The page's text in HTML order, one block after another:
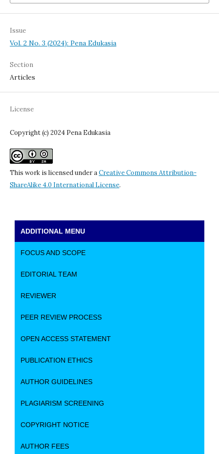
Issue
Vol. 2 No. 3 (2024): Pena Edukasia
Section
Articles
License
Copyright (c) 2024 Pena Edukasia
This work is licensed under aCreative Commons Attribution-
ShareAlike 4.0 International License.
ADDITIONAL MENU
FOCUS AND SCOPE
EDITORIAL TEAM
REVIEWER
PEER REVIEW PROCESS
OPEN ACCESS STATEMENT
PUBLICATION ETHICS
AUTHOR GUIDELINES
PLAGIARISM SCREENING
COPYRIGHT NOTICE
AUTHOR FEES